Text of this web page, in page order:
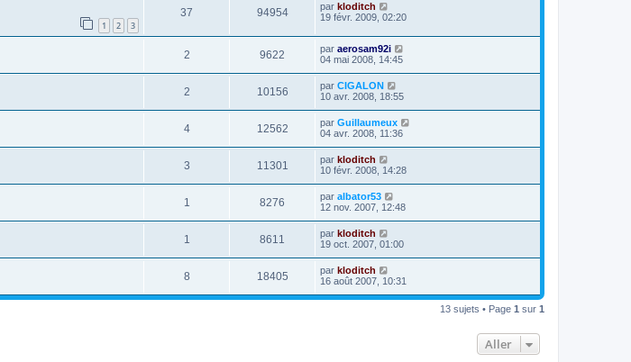
1 2 3
37 94954 par kloditch
19 févr. 2009, 02:20
2 9622 par aerosam92i
04 mai 2008, 14:45
2 10156 par CIGALON
10 avr. 2008, 18:55
4 12562 par Guillaumeux
04 avr. 2008, 11:36
3 11301 par kloditch
10 févr. 2008, 14:28
1 8276 par albator53
12 nov. 2007, 12:48
1 8611 par kloditch
19 oct. 2007, 01:00
8 18405 par kloditch
16 août 2007, 10:31
13 sujets • Page 1 sur 1
Aller